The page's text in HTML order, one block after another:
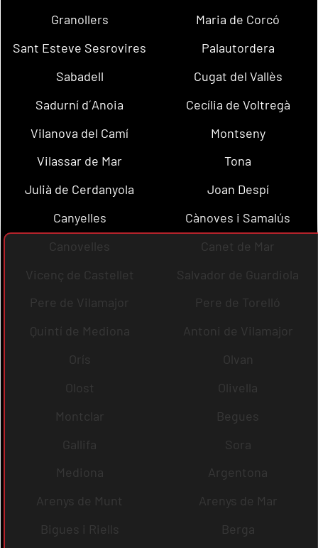
Granollers
Maria de Corcó
Sant Esteve Sesrovires
Palautordera
Sabadell
Cugat del Vallès
Sadurní d´Anoia
Cecília de Voltregà
Vilanova del Camí
Montseny
Vilassar de Mar
Tona
Julià de Cerdanyola
Joan Despí
Canyelles
Cànoves i Samalús
Canovelles
Canet de Mar
Vicenç de Castellet
Salvador de Guardiola
Pere de Vilamajor
Pere de Torelló
Quintí de Mediona
Antoni de Vilamajor
Orís
Olvan
Olost
Olivella
Montclar
Begues
Gallifa
Sora
Mediona
Argentona
Arenys de Munt
Arenys de Mar
Bigues i Riells
Berga